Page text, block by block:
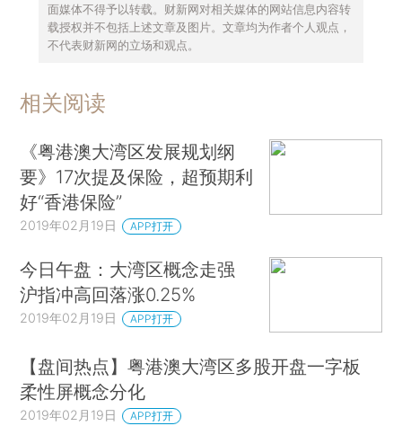
面媒体不得予以转载。财新网对相关媒体的网站信息内容转
载授权并不包括上述文章及图片。文章均为作者个人观点，
不代表财新网的立场和观点。
相关阅读
《粤港澳大湾区发展规划纲
要》17次提及保险，超预期利
好“香港保险”
2019年02月19日 APP打开
今日午盘：大湾区概念走强
沪指冲高回落涨0.25%
2019年02月19日 APP打开
【盘间热点】粤港澳大湾区多股开盘一字板
柔性屏概念分化
2019年02月19日 APP打开